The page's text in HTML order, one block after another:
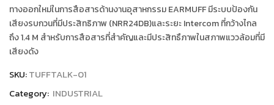
ทางออกใหม่ในการสือสารด้านงานอุสาหกรรม EARMUFF มีระบบป้องกัน
เสียงรบกวนที่มีประสิทธิภาพ (NRR24DB)และระยะ Intercom ที่กว้างไกล
ถึง 1.4 M สำหรับการสือสารที่สำคัญและมีประสิทธืภาพในสภาพแววล้อมที่มี
เสียงดัง
SKU:TUFFTALK-01
Category: INDUSTRIAL